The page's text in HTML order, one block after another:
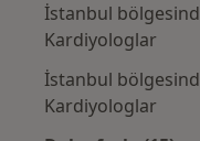
İstanbul
Kardiyologlar
İstanbul
Kardiyologlar